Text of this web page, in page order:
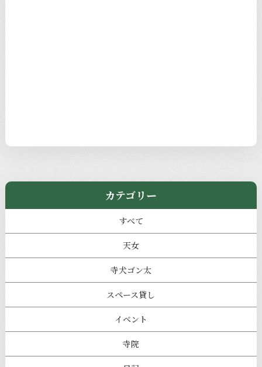
カテゴリー
すべて
天女
寺犬ゴン太
スペース貸し
イベント
寺院